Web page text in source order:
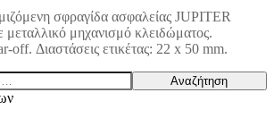
σφραγίδα ασφαλείας JUPITER
μηχανισμό κλειδώματος.
off. Διαστάσεις ετικέτας: 22 x 50 mm.
Αναζήτηση
για:
Αναζήτηση